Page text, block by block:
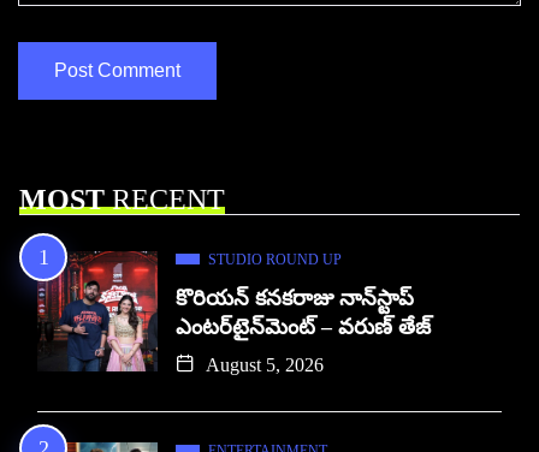
MOSTRECENT
STUDIO ROUND UP
కొరియన్ కనకరాజు నాన్‌స్టాప్
ఎంటర్‌టైన్‌మెంట్ – వరుణ్ తేజ్
August 5, 2026